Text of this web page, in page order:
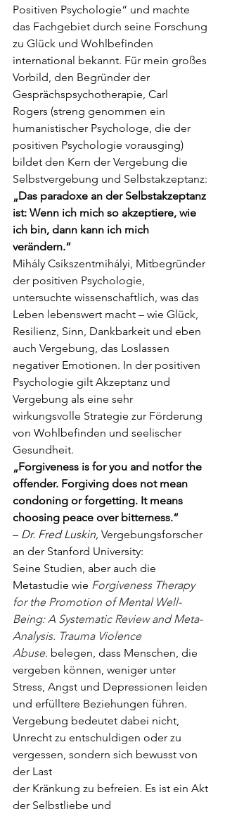
Positiven Psychologie“ und machte
das Fachgebiet durch seine Forschung
zu Glück und Wohlbefinden
international bekannt. Für mein großes
Vorbild, den Begründer der
Gesprächspsychotherapie, Carl
Rogers (streng genommen ein
humanistischer Psychologe, die der
positiven Psychologie vorausging)
bildet den Kern der Vergebung die
Selbstvergebung und Selbstakzeptanz:
„Das paradoxe an der Selbstakzeptanz
ist: Wenn ich mich so akzeptiere, wie
ich bin, dann kann ich mich
verändern.“
Mihály Csíkszentmihályi, Mitbegründer
der positiven Psychologie,
untersuchte wissenschaftlich, was das
Leben lebenswert macht – wie Glück,
Resilienz, Sinn, Dankbarkeit und eben
auch Vergebung, das Loslassen
negativer Emotionen. In der positiven
Psychologie gilt Akzeptanz und
Vergebung als eine sehr
wirkungsvolle Strategie zur Förderung
von Wohlbefinden und seelischer
Gesundheit.
„Forgiveness is for you and notfor the
offender. Forgiving does not mean
condoning or forgetting. It means
choosing peace over bitterness.“
– Dr. Fred Luskin, Vergebungsforscher
an der Stanford University:
Seine Studien, aber auch die
Metastudie wie Forgiveness Therapy
for the Promotion of Mental Well-
Being: A Systematic Review and Meta-
Analysis. Trauma Violence
Abuse. belegen, dass Menschen, die
vergeben können, weniger unter
Stress, Angst und Depressionen leiden
und erfülltere Beziehungen führen.
Vergebung bedeutet dabei nicht,
Unrecht zu entschuldigen oder zu
vergessen, sondern sich bewusst von
der Last
der Kränkung zu befreien. Es ist ein Akt
der Selbstliebe und